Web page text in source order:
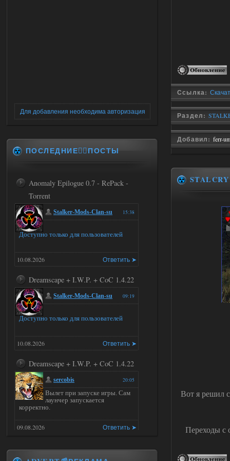
Ссылка:
Раздел:
Добавил: ferr-
STALCRY
Вот я решил
Переходы с
Для добавления необходима авторизация
ПОСЛЕДНИЕ✍🏻ПОСТЫ
Anomaly Epilogue 0.7 - RePack -
Torrent
15:38
Stalker-Mods-Clan-su
Доступно только для пользователей
Ответить ➤
10.08.2026
Dreamscape + I.W.P. + CoC 1.4.22
09:19
Stalker-Mods-Clan-su
Доступно только для пользователей
Ответить ➤
10.08.2026
Dreamscape + I.W.P. + CoC 1.4.22
20:05
sercobis
Вылет при запуске игры. Сам
лаунчер запускается
корректно.
Ответить ➤
09.08.2026
Редактор NPC SoC (0.1)